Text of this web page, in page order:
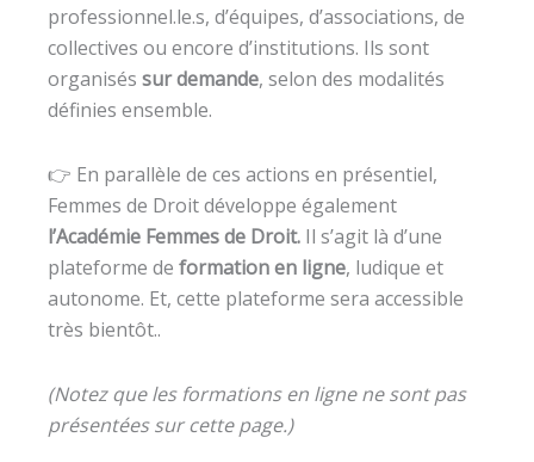
professionnel.le.s, d’équipes, d’associations, de
collectives ou encore d’institutions. Ils sont
organisés sur demande, selon des modalités
définies ensemble.
👉 En parallèle de ces actions en présentiel,
Femmes de Droit développe également
l’Académie Femmes de Droit. Il s’agit là d’une
plateforme de formation en ligne, ludique et
autonome. Et, cette plateforme sera accessible
très bientôt..
(Notez que les formations en ligne ne sont pas
présentées sur cette page.)